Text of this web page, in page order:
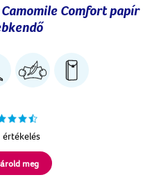
Comfort papír
értékelés
meg